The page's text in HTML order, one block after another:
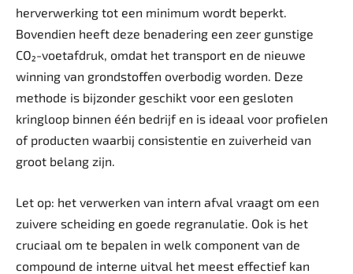
herverwerking tot een minimum wordt beperkt.
Bovendien heeft deze benadering een zeer gunstige
CO₂-voetafdruk, omdat het transport en de nieuwe
winning van grondstoffen overbodig worden. Deze
methode is bijzonder geschikt voor een gesloten
kringloop binnen één bedrijf en is ideaal voor profielen
of producten waarbij consistentie en zuiverheid van
groot belang zijn.
Let op: het verwerken van intern afval vraagt om een
zuivere scheiding en goede regranulatie. Ook is het
cruciaal om te bepalen in welk component van de
compound de interne uitval het meest effectief kan